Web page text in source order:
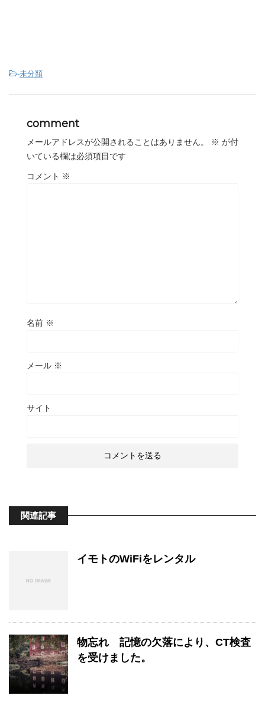
-未分類
comment
メールアドレスが公開されることはありません。 ※ が付
いている欄は必須項目です
コメント ※
名前 ※
メール ※
サイト
関連記事
イモトのWiFiをレンタル
物忘れ 記憶の欠落により、CT検査
を受けました。